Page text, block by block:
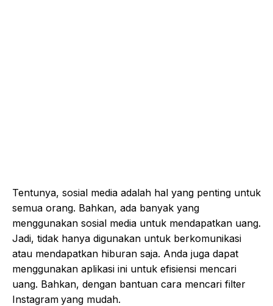
Tentunya, sosial media adalah hal yang penting untuk
semua orang. Bahkan, ada banyak yang
menggunakan sosial media untuk mendapatkan uang.
Jadi, tidak hanya digunakan untuk berkomunikasi
atau mendapatkan hiburan saja. Anda juga dapat
menggunakan aplikasi ini untuk efisiensi mencari
uang. Bahkan, dengan bantuan cara mencari filter
Instagram yang mudah.